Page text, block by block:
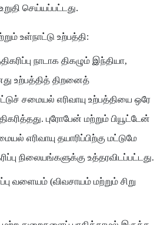
செய்யப்பட்டது.
உள்நாட்டு உற்பத்தி:
நாடாக திகழும் இந்தியா,
உற்பத்தித் திறனைத்
சமையல் எரிவாயு உற்பத்தியை ஒரே
புரோபேன் மற்றும் பியூட்டேன்
எரிவாயு தயாரிப்பிற்கு மட்டுமே
நிலையங்களுக்கு உத்தரவிடப்பட்டது.
வளையம் (விவசாயம் மற்றும் சிறு